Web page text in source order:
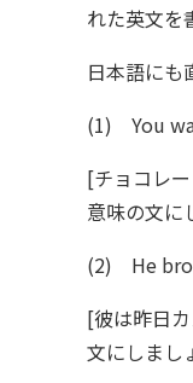
れた英文を
日本語にも
(1) You
[チョコレ
意味の文に
(2) He
[彼は昨日
文にしまし